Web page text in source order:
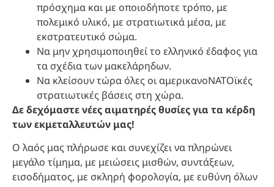
πρόσχημα και με οποιοδήποτε τρόπο, με
πολεμικό υλικό, με στρατιωτικά μέσα, με
εκστρατευτικό σώμα.
Να μην χρησιμοποιηθεί το ελληνικό έδαφος για
τα σχέδια των μακελάρηδων.
Να κλείσουν τώρα όλες οι αμερικανοΝΑΤΟϊκές
στρατιωτικές βάσεις στη χώρα.
Δε δεχόμαστε νέες αιματηρές θυσίες για τα κέρδη
των εκμεταλλευτών μας!
Ο λαός μας πλήρωσε και συνεχίζει να πληρώνει
μεγάλο τίμημα, με μειώσεις μισθών, συντάξεων,
εισοδήματος, με σκληρή φορολογία, με ευθύνη όλων